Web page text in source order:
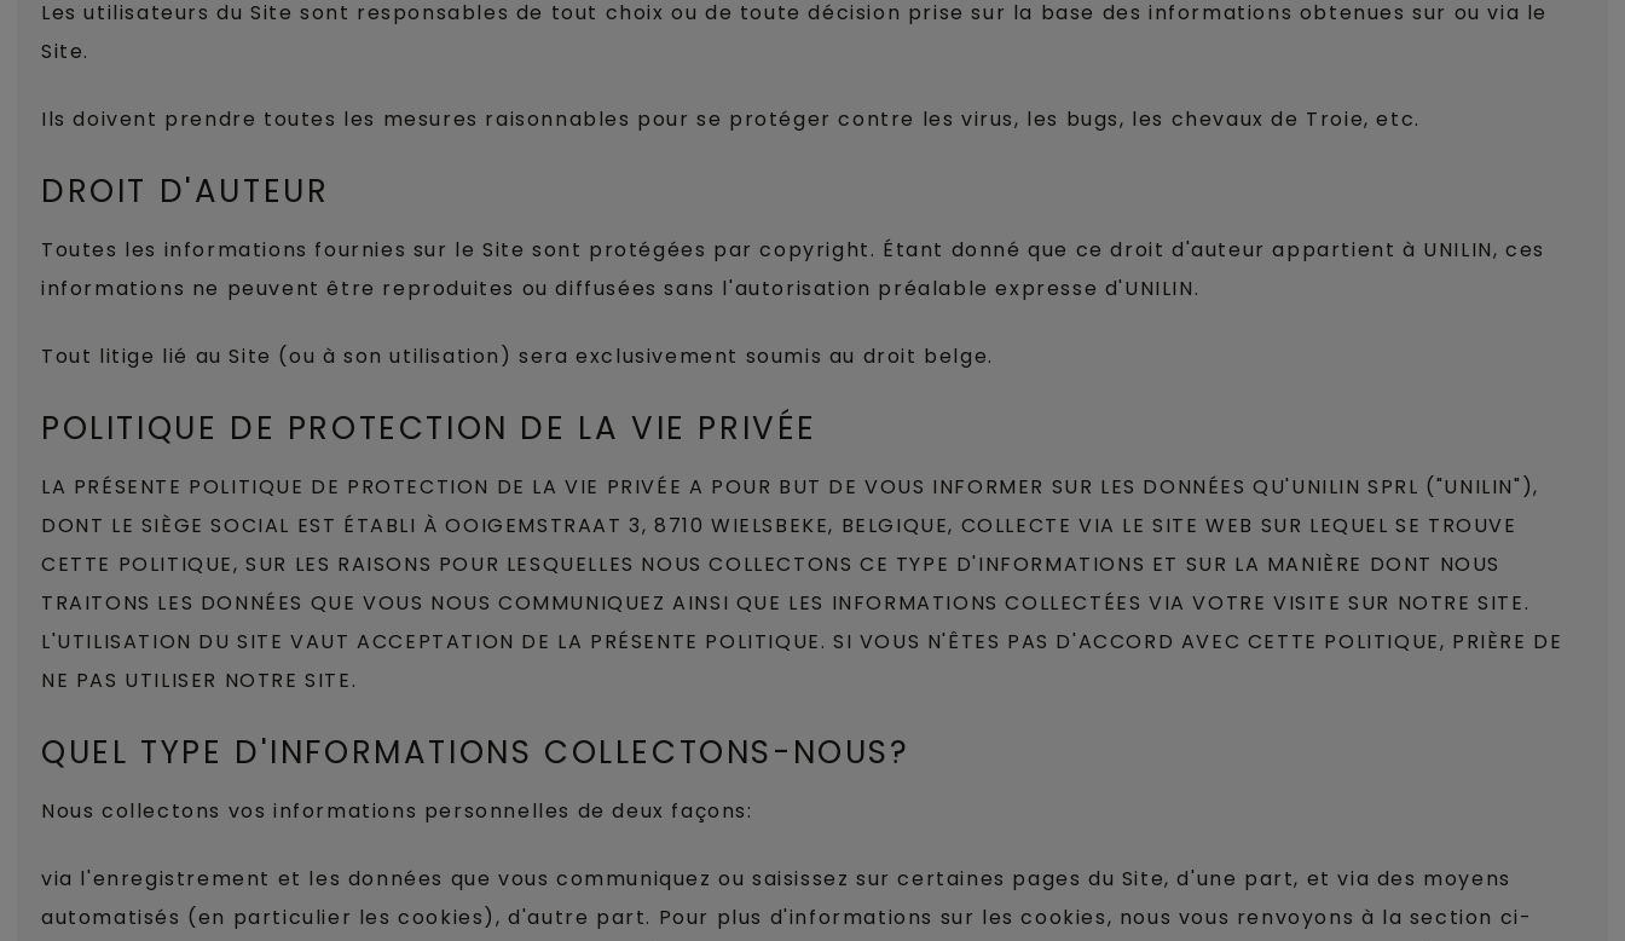
Les utilisateurs du Site sont responsables de tout choix ou de toute décision prise sur la base des informations obtenues sur ou via le
Site.
Ils doivent prendre toutes les mesures raisonnables pour se protéger contre les virus, les bugs, les chevaux de Troie, etc.
DROIT D'AUTEUR
Toutes les informations fournies sur le Site sont protégées par copyright. Étant donné que ce droit d'auteur appartient à UNILIN, ces
informations ne peuvent être reproduites ou diffusées sans l'autorisation préalable expresse d'UNILIN.
Tout litige lié au Site (ou à son utilisation) sera exclusivement soumis au droit belge.
POLITIQUE DE PROTECTION DE LA VIE PRIVÉE
LA PRÉSENTE POLITIQUE DE PROTECTION DE LA VIE PRIVÉE A POUR BUT DE VOUS INFORMER SUR LES DONNÉES QU'UNILIN SPRL ("UNILIN"),
DONT LE SIÈGE SOCIAL EST ÉTABLI À OOIGEMSTRAAT 3, 8710 WIELSBEKE, BELGIQUE, COLLECTE VIA LE SITE WEB SUR LEQUEL SE TROUVE
CETTE POLITIQUE, SUR LES RAISONS POUR LESQUELLES NOUS COLLECTONS CE TYPE D'INFORMATIONS ET SUR LA MANIÈRE DONT NOUS
TRAITONS LES DONNÉES QUE VOUS NOUS COMMUNIQUEZ AINSI QUE LES INFORMATIONS COLLECTÉES VIA VOTRE VISITE SUR NOTRE SITE.
L'UTILISATION DU SITE VAUT ACCEPTATION DE LA PRÉSENTE POLITIQUE. SI VOUS N'ÊTES PAS D'ACCORD AVEC CETTE POLITIQUE, PRIÈRE DE
NE PAS UTILISER NOTRE SITE.
QUEL TYPE D'INFORMATIONS COLLECTONS-NOUS?
Nous collectons vos informations personnelles de deux façons:
via l'enregistrement et les données que vous communiquez ou saisissez sur certaines pages du Site, d'une part, et via des moyens
automatisés (en particulier les cookies), d'autre part. Pour plus d'informations sur les cookies, nous vous renvoyons à la section ci-